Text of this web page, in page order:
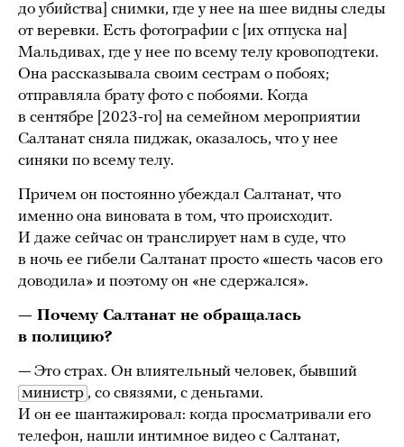
до убийства] снимки, где у нее на шее видны следы
от веревки. Есть фотографии с [их отпуска на]
Мальдивах, где у нее по всему телу кровоподтеки.
Она рассказывала своим сестрам о побоях;
отправляла брату фото с побоями. Когда
в сентябре [2023-го] на семейном мероприятии
Салтанат сняла пиджак, оказалось, что у нее
синяки по всему телу.
Причем он постоянно убеждал Салтанат, что
именно она виновата в том, что происходит.
И даже сейчас он транслирует нам в суде, что
в ночь ее гибели Салтанат просто «шесть часов его
доводила» и поэтому он «не сдержался».
— Почему Салтанат не обращалась
в полицию?
— Это страх. Он влиятельный человек, бывший
министр , со связями, с деньгами.
И он ее шантажировал: когда просматривали его
телефон, нашли интимное видео с Салтанат,